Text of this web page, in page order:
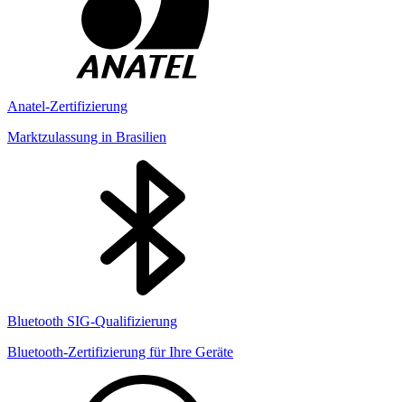
Anatel-Zertifizierung
Marktzulassung in Brasilien
Bluetooth SIG-Qualifizierung
Bluetooth-Zertifizierung für Ihre Geräte